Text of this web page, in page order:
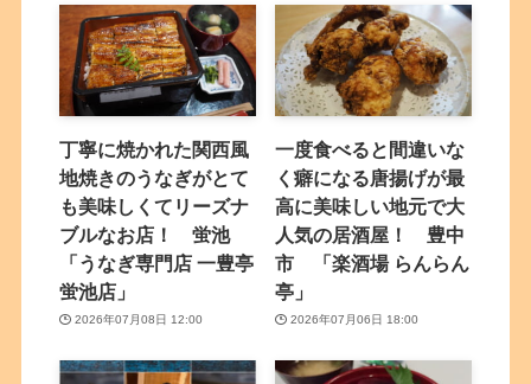
丁寧に焼かれた関西風
地焼きのうなぎがとて
も美味しくてリーズナ
ブルなお店！ 蛍池
「うなぎ専門店 一豊亭
蛍池店」
2026年07月08日 12:00
一度食べると間違いな
く癖になる唐揚げが最
高に美味しい地元で大
人気の居酒屋！ 豊中
市 「楽酒場 らんらん
亭」
2026年07月06日 18:00